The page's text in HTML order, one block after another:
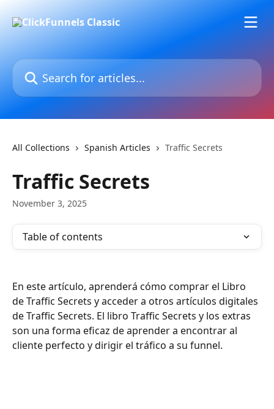
Search for articles...
All Collections Spanish Articles Traffic Secrets
Traffic Secrets
November 3, 2025
Table of contents
En este artículo, aprenderá cómo comprar el Libro
de Traffic Secrets y acceder a otros artículos digitales
de Traffic Secrets. El libro Traffic Secrets y los extras
son una forma eficaz de aprender a encontrar al
cliente perfecto y dirigir el tráfico a su funnel.